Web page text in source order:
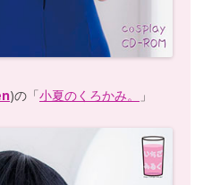
)の「小夏のくろかみ。 」